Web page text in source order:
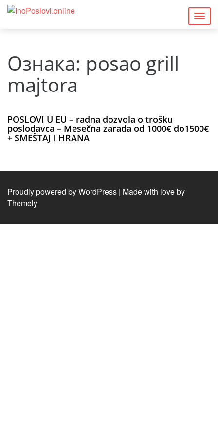
Ознака: posao grill
majtora
POSLOVI U EU – radna dozvola o trošku
poslodavca – Mesečna zarada od 1000€ do1500€
+ SMEŠTAJ I HRANA
Proudly powered by WordPress | Made with love by
Themely